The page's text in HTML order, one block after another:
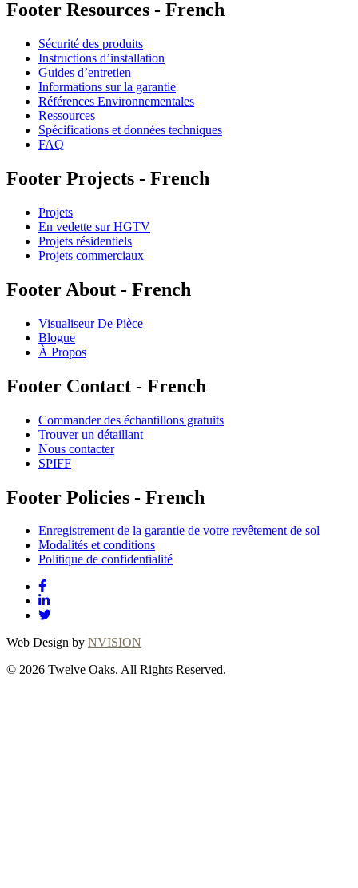
Footer Resources - French
Sécurité des produits
Instructions d’installation
Guides d’entretien
Informations sur la garantie
Références Environnementales
Ressources
Spécifications et données techniques
FAQ
Footer Projects - French
Projets
En vedette sur HGTV
Projets résidentiels
Projets commerciaux
Footer About - French
Visualiseur De Pièce
Blogue
À Propos
Footer Contact - French
Commander des échantillons gratuits
Trouver un détaillant
Nous contacter
SPIFF
Footer Policies - French
Enregistrement de la garantie de votre revêtement de sol
Modalités et conditions
Politique de confidentialité
Web Design by NVISION
© 2026 Twelve Oaks. All Rights Reserved.